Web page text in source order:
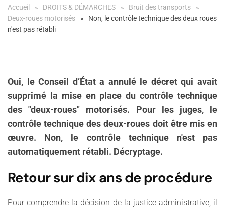
Accueil DROITS & DÉMARCHES
Bruit des transports
Deux-roues motorisés
Non, le contrôle technique des deux roues
n'est pas rétabli
Oui, le Conseil d’État a annulé le décret qui avait
supprimé la mise en place du contrôle technique
des "deux-roues" motorisés. Pour les juges, le
contrôle technique des deux-roues doit être mis en
œuvre. Non, le contrôle technique n'est pas
automatiquement rétabli. Décryptage.
Retour sur dix ans de procédure
Pour comprendre la décision de la justice administrative, il